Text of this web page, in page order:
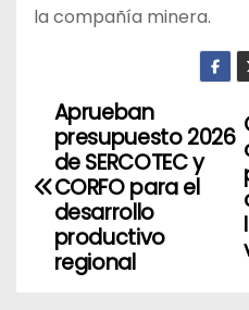
la compañía minera.
N
a
Aprueban
presupuesto 2026
de SERCOTEC y
CORFO para el
desarrollo
productivo
regional